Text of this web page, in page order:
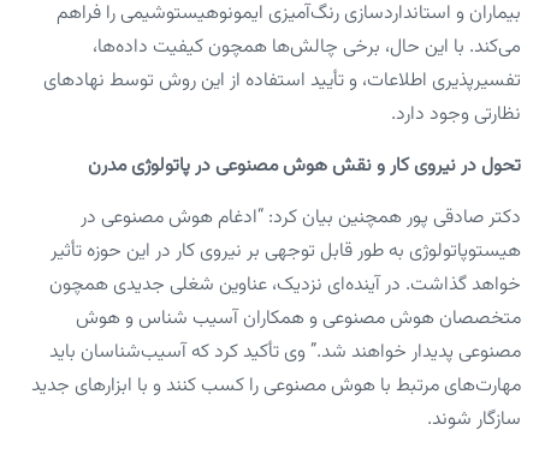
بیماران و استانداردسازی رنگ‌آمیزی ایمونوهیستوشیمی را فراهم
می‌کند. با این حال، برخی چالش‌ها همچون کیفیت داده‌ها،
تفسیرپذیری اطلاعات، و تأیید استفاده از این روش توسط نهادهای
نظارتی وجود دارد.
تحول در نیروی کار و نقش هوش مصنوعی در پاتولوژی مدرن
دکتر صادقی پور همچنین بیان کرد: “ادغام هوش مصنوعی در
هیستوپاتولوژی به طور قابل توجهی بر نیروی کار در این حوزه تأثیر
خواهد گذاشت. در آینده‌ای نزدیک، عناوین شغلی جدیدی همچون
متخصصان هوش مصنوعی و همکاران آسیب شناس و هوش
مصنوعی پدیدار خواهند شد.” وی تأکید کرد که آسیب‌شناسان باید
مهارت‌های مرتبط با هوش مصنوعی را کسب کنند و با ابزارهای جدید
سازگار شوند.